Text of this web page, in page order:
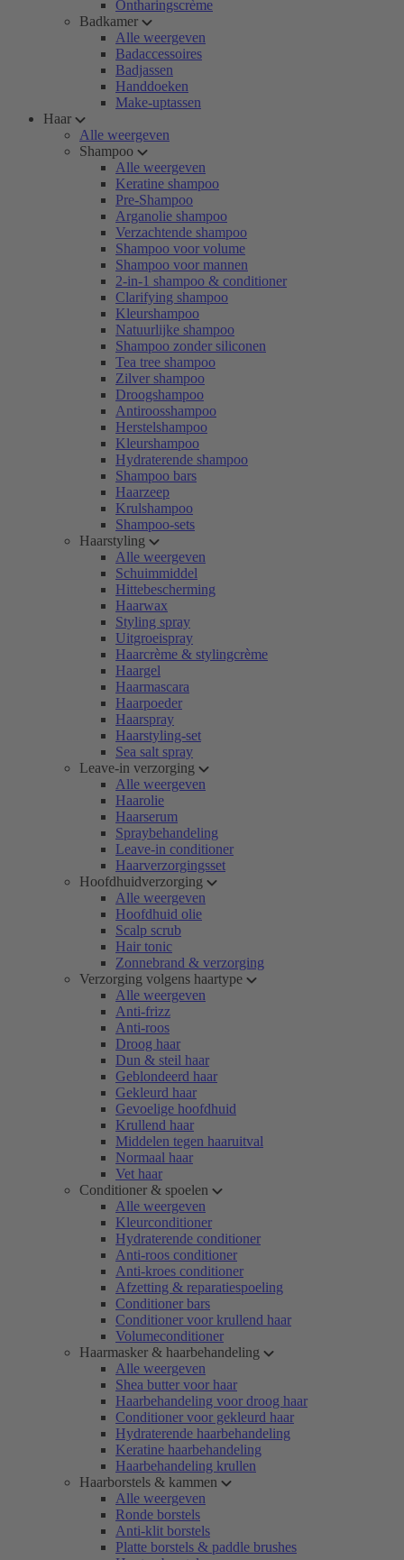
Ontharingscrème
Badkamer
Alle weergeven
Badaccessoires
Badjassen
Handdoeken
Make-uptassen
Haar
Alle weergeven
Shampoo
Alle weergeven
Keratine shampoo
Pre-Shampoo
Arganolie shampoo
Verzachtende shampoo
Shampoo voor volume
Shampoo voor mannen
2-in-1 shampoo & conditioner
Clarifying shampoo
Kleurshampoo
Natuurlijke shampoo
Shampoo zonder siliconen
Tea tree shampoo
Zilver shampoo
Droogshampoo
Antiroosshampoo
Herstelshampoo
Kleurshampoo
Hydraterende shampoo
Shampoo bars
Haarzeep
Krulshampoo
Shampoo-sets
Haarstyling
Alle weergeven
Schuimmiddel
Hittebescherming
Haarwax
Styling spray
Uitgroeispray
Haarcrème & stylingcrème
Haargel
Haarmascara
Haarpoeder
Haarspray
Haarstyling-set
Sea salt spray
Leave-in verzorging
Alle weergeven
Haarolie
Haarserum
Spraybehandeling
Leave-in conditioner
Haarverzorgingsset
Hoofdhuidverzorging
Alle weergeven
Hoofdhuid olie
Scalp scrub
Hair tonic
Zonnebrand & verzorging
Verzorging volgens haartype
Alle weergeven
Anti-frizz
Anti-roos
Droog haar
Dun & steil haar
Geblondeerd haar
Gekleurd haar
Gevoelige hoofdhuid
Krullend haar
Middelen tegen haaruitval
Normaal haar
Vet haar
Conditioner & spoelen
Alle weergeven
Kleurconditioner
Hydraterende conditioner
Anti-roos conditioner
Anti-kroes conditioner
Afzetting & reparatiespoeling
Conditioner bars
Conditioner voor krullend haar
Volumeconditioner
Haarmasker & haarbehandeling
Alle weergeven
Shea butter voor haar
Haarbehandeling voor droog haar
Conditioner voor gekleurd haar
Hydraterende haarbehandeling
Keratine haarbehandeling
Haarbehandeling krullen
Haarborstels & kammen
Alle weergeven
Ronde borstels
Anti-klit borstels
Platte borstels & paddle brushes